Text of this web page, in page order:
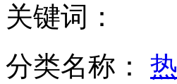
毛新宇访愚公故里 解释爷爷
关键词：
分类名称：